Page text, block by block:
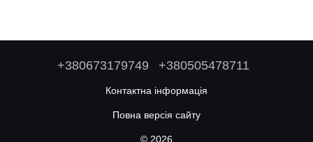
+380673179749 +380505478711
Контактна інформація
Повна версія сайту
© 2026